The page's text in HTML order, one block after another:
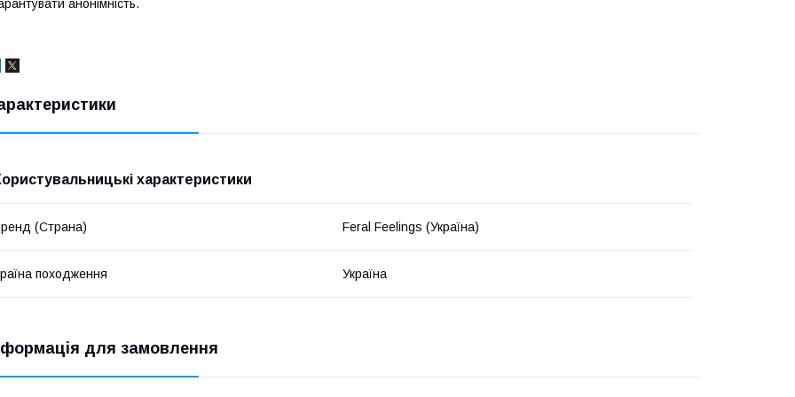
анонімність.
характеристики
(Страна) Feral Feelings (Україна)
походження Україна
для замовлення